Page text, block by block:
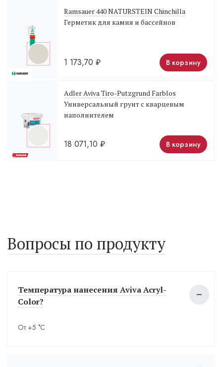
Ramsauer 440 NATURSTEIN Chinchilla
Герметик для камня и бассейнов
1 173,70 ₽ В корзину
Adler Aviva Tiro-Putzgrund Farblos
Универсальный грунт с кварцевым
наполнителем
18 071,10 ₽ В корзину
Вопросы по продукту
Температура нанесения Aviva Acryl-
Color?
От +5 °С